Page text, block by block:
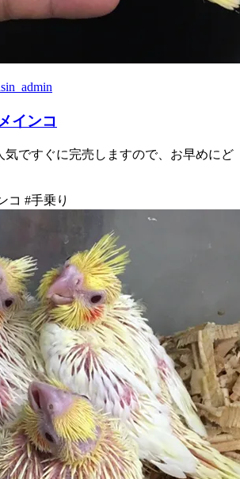
インコ
気ですぐに完売しますので、お早めにど
コ #手乗り